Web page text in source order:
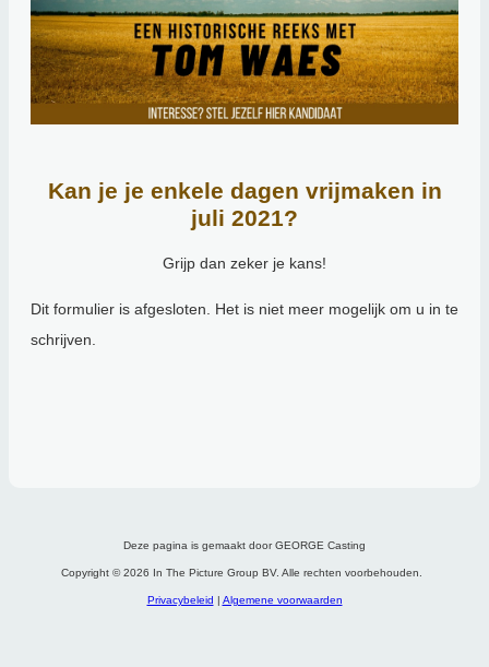
Kan je je enkele dagen vrijmaken in
juli 2021?
Grijp dan zeker je kans!
Deze pagina is gemaakt door GEORGE Casting
Copyright © 2026 In The Picture Group BV. Alle rechten voorbehouden.
Privacybeleid | Algemene voorwaarden